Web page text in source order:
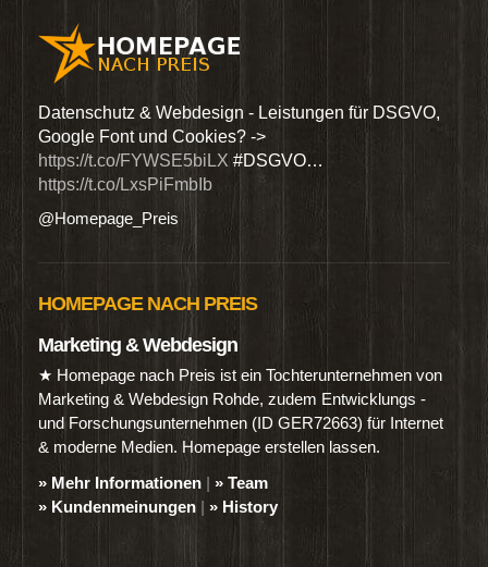
Datenschutz & Webdesign - Leistungen für DSGVO,
Google Font und Cookies? ->
https://t.co/FYWSE5biLX #DSGVO…
https://t.co/LxsPiFmbIb
@Homepage_Preis
HOMEPAGE NACH PREIS
Marketing & Webdesign
★ Homepage nach Preis ist ein Tochterunternehmen von
Marketing & Webdesign Rohde, zudem Entwicklungs -
und Forschungsunternehmen (ID GER72663) für Internet
& moderne Medien. Homepage erstellen lassen.
» Mehr Informationen | » Team
» Kundenmeinungen | » History